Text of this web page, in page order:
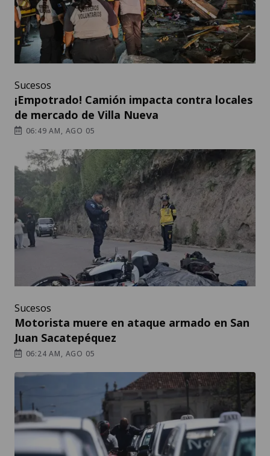
Sucesos
¡Empotrado! Camión impacta contra locales
de mercado de Villa Nueva
06:49 AM, AGO 05
Sucesos
Motorista muere en ataque armado en San
Juan Sacatepéquez
06:24 AM, AGO 05